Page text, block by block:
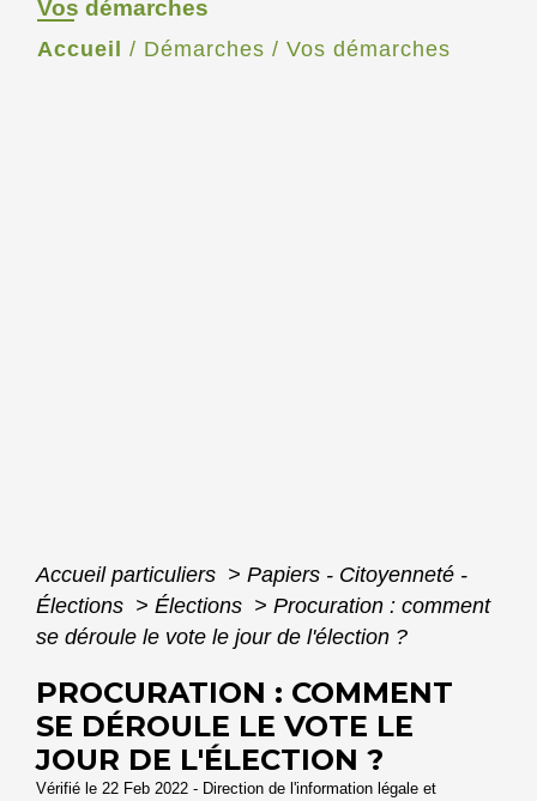
Vos démarches
Accueil / Démarches / Vos démarches
Accueil particuliers > Papiers - Citoyenneté -
Élections > Élections > Procuration : comment
se déroule le vote le jour de l'élection ?
PROCURATION : COMMENT
SE DÉROULE LE VOTE LE
JOUR DE L'ÉLECTION ?
Vérifié le 22 Feb 2022 - Direction de l'information légale et